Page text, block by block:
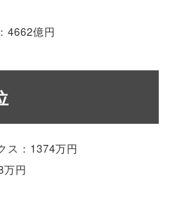
4662億円
ス：1374万円
万円